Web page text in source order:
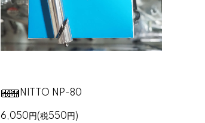
NITTO NP-80
6,050円(税550円)